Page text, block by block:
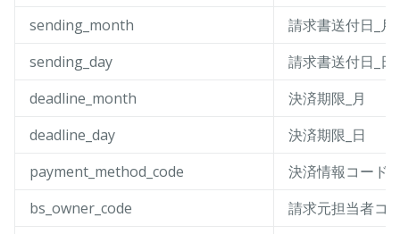
sending_month
請求書送付日_月
sending_day
請求書送付日_日
deadline_month
決済期限_月
deadline_day
決済期限_日
payment_method_code
決済情報コード
bs_owner_code
請求元担当者コ